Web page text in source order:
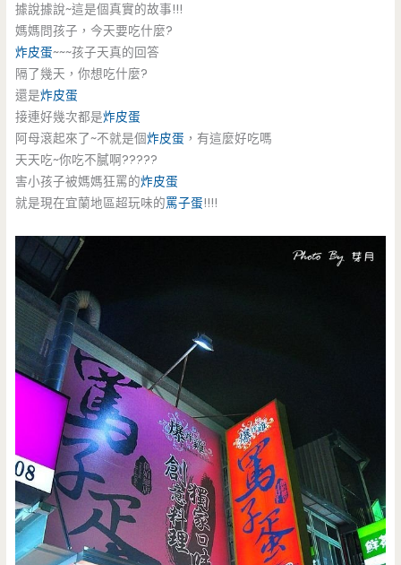
據說據說~這是個真實的故事!!!
媽媽問孩子，今天要吃什麼?
炸皮蛋~~~孩子天真的回答
隔了幾天，你想吃什麼?
還是炸皮蛋
接連好幾次都是炸皮蛋
阿母滾起來了~不就是個炸皮蛋 ，有這麼好吃嗎
天天吃~你吃不膩啊?????
害小孩子被媽媽狂罵的炸皮蛋
就是現在宜蘭地區超玩味的罵子蛋!!!!